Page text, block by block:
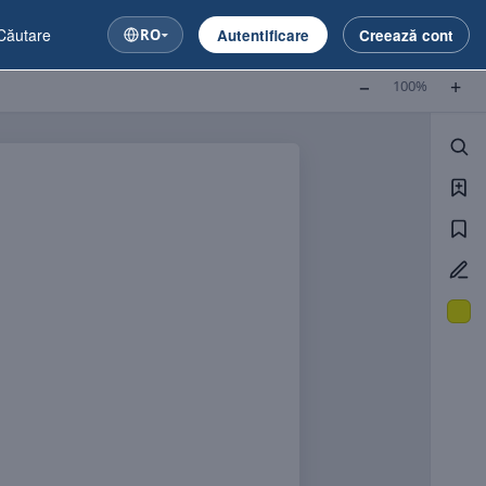
RO Autentificare Creează cont
− 100% +